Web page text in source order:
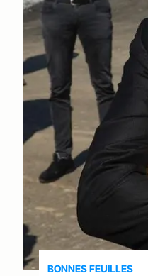
BONNES FEUILLES